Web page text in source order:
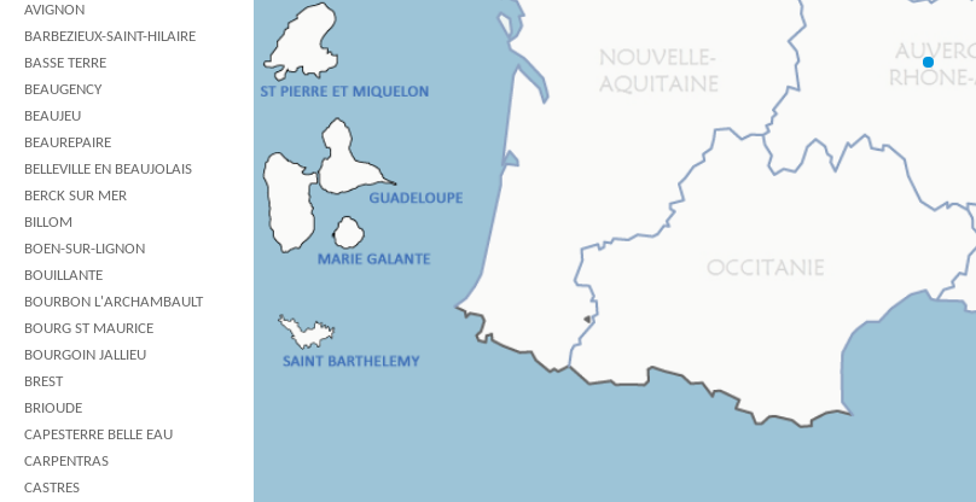
AVIGNON
BARBEZIEUX-SAINT-HILAIRE
BASSE TERRE
BEAUGENCY
BEAUJEU
BEAUREPAIRE
BELLEVILLE EN BEAUJOLAIS
BERCK SUR MER
BILLOM
BOEN-SUR-LIGNON
BOUILLANTE
BOURBON L'ARCHAMBAULT
BOURG ST MAURICE
BOURGOIN JALLIEU
BREST
BRIOUDE
CAPESTERRE BELLE EAU
CARPENTRAS
CASTRES